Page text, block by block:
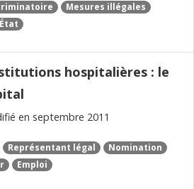
Mesures illégales
hospitalières : le
en septembre 2011
Représentant légal
Nomination
Emploi